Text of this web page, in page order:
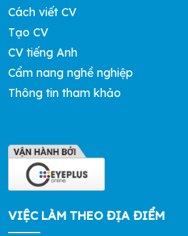
Cách viết CV
Tạo CV
CV tiếng Anh
Cẩm nang nghề nghiệp
Thông tin tham khảo
VIỆC LÀM THEO ĐỊA ĐIỂM